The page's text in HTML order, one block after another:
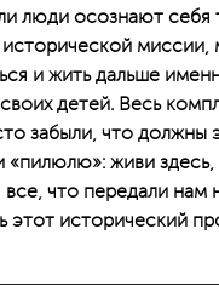
люди осознают
и жить дальше
своих детей. Весь
забыли, что должны
живи
что передали
этот исторический